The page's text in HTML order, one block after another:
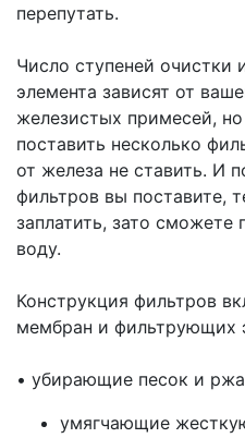
перепутать.
Число ступеней очистки
элемента зависят от
железистых примесей,
поставить несколько
от железа не ставить. И
фильтров вы поставите,
заплатить, зато сможете
воду.
Конструкция фильтров
мембран и фильтрующих
• убирающие песок и
умягчающие